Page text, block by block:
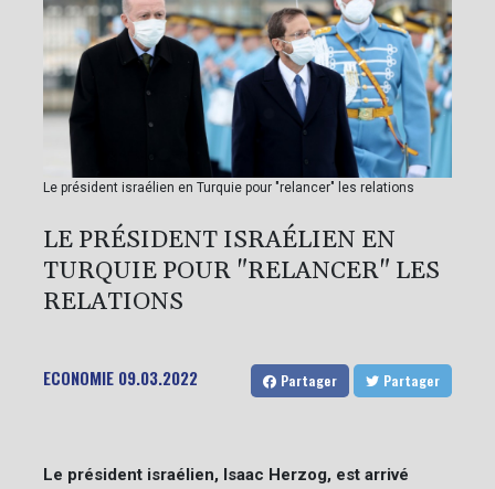
Le président israélien en Turquie pour "relancer" les relations
LE PRÉSIDENT ISRAÉLIEN EN
TURQUIE POUR "RELANCER" LES
RELATIONS
ECONOMIE 09.03.2022 Partager Partager
Le président israélien, Isaac Herzog, est arrivé